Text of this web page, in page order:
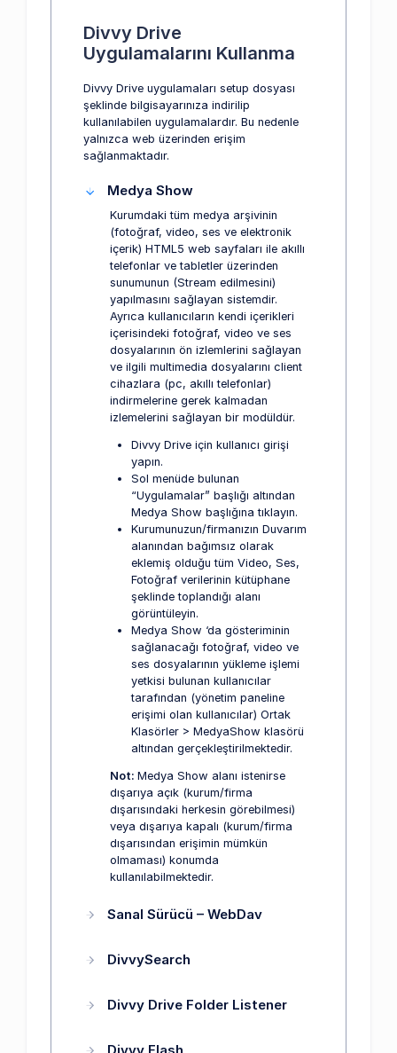
Divvy Drive
Uygulamalarını Kullanma
Divvy Drive uygulamaları setup dosyası
şeklinde bilgisayarınıza indirilip
kullanılabilen uygulamalardır. Bu nedenle
yalnızca web üzerinden erişim
sağlanmaktadır.
Medya Show
Kurumdaki tüm medya arşivinin
(fotoğraf, video, ses ve elektronik
içerik) HTML5 web sayfaları ile akıllı
telefonlar ve tabletler üzerinden
sunumunun (Stream edilmesini)
yapılmasını sağlayan sistemdir.
Ayrıca kullanıcıların kendi içerikleri
içerisindeki fotoğraf, video ve ses
dosyalarının ön izlemlerini sağlayan
ve ilgili multimedia dosyalarını client
cihazlara (pc, akıllı telefonlar)
indirmelerine gerek kalmadan
izlemelerini sağlayan bir modüldür.
Divvy Drive için kullanıcı girişi
yapın.
Sol menüde bulunan
“Uygulamalar” başlığı altından
Medya Show başlığına tıklayın.
Kurumunuzun/firmanızın Duvarım
alanından bağımsız olarak
eklemiş olduğu tüm Video, Ses,
Fotoğraf verilerinin kütüphane
şeklinde toplandığı alanı
görüntüleyin.
Medya Show ‘da gösteriminin
sağlanacağı fotoğraf, video ve
ses dosyalarının yükleme işlemi
yetkisi bulunan kullanıcılar
tarafından (yönetim paneline
erişimi olan kullanıcılar) Ortak
Klasörler > MedyaShow klasörü
altından gerçekleştirilmektedir.
Not: Medya Show alanı istenirse
dışarıya açık (kurum/firma
dışarısındaki herkesin görebilmesi)
veya dışarıya kapalı (kurum/firma
dışarısından erişimin mümkün
olmaması) konumda
kullanılabilmektedir.
Sanal Sürücü – WebDav
DivvySearch
Divvy Drive Folder Listener